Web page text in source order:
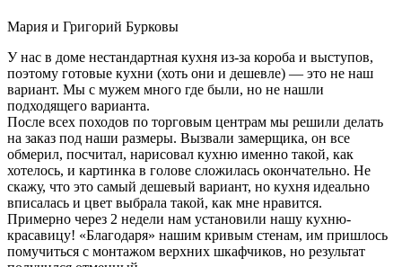
Мария и Григорий Бурковы
У нас в доме нестандартная кухня из-за короба и выступов,
поэтому готовые кухни (хоть они и дешевле) — это не наш
вариант. Мы с мужем много где были, но не нашли
подходящего варианта.
После всех походов по торговым центрам мы решили делать
на заказ под наши размеры. Вызвали замерщика, он все
обмерил, посчитал, нарисовал кухню именно такой, как
хотелось, и картинка в голове сложилась окончательно. Не
скажу, что это самый дешевый вариант, но кухня идеально
вписалась и цвет выбрала такой, как мне нравится.
Примерно через 2 недели нам установили нашу кухню-
красавицу! «Благодаря» нашим кривым стенам, им пришлось
помучиться с монтажом верхних шкафчиков, но результат